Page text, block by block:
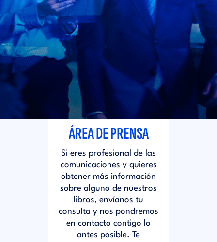
d
i
t
t
o
r
i
ÁREA DE PRENSA
Si eres profesional de las
comunicaciones y quieres
obtener más información
sobre alguno de nuestros
libros, envíanos tu
consulta y nos pondremos
en contacto contigo lo
antes posible. Te